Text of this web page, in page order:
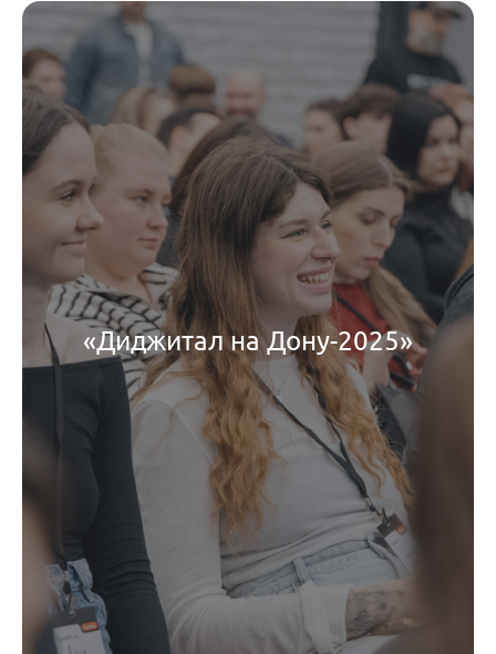
«Диджитал на Дону-2025»